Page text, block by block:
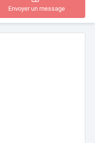
Envoyer un message